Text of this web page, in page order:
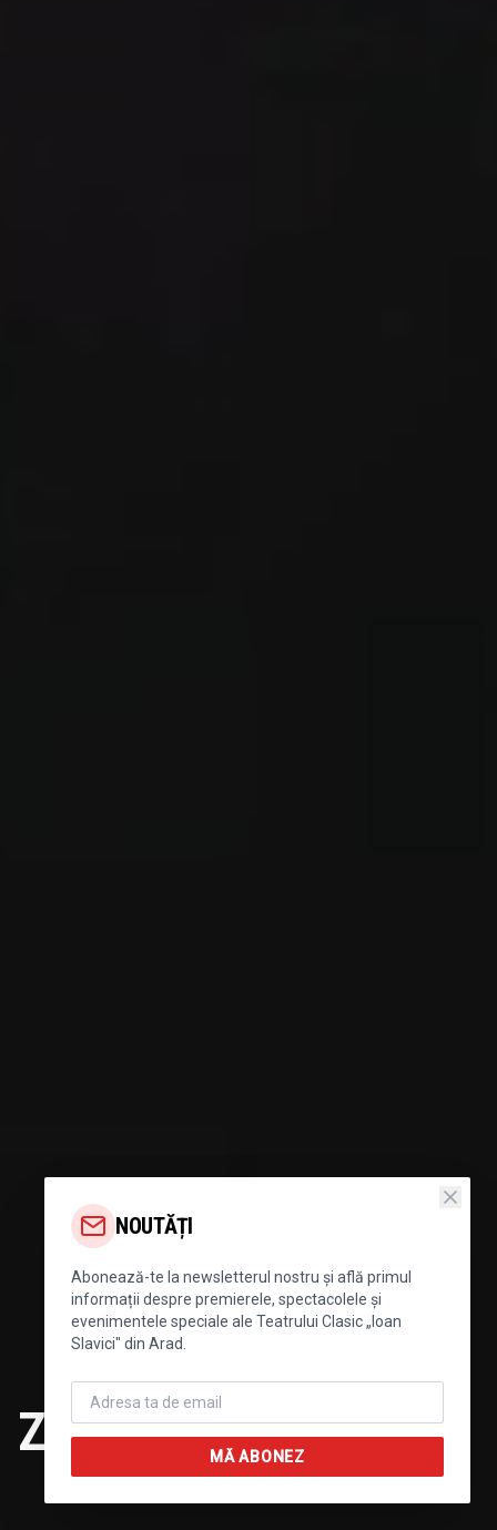
Zoltan Lovas
NOUTĂȚI
Abonează-te la newsletterul nostru și află primul
informații despre premierele, spectacolele și
evenimentele speciale ale Teatrului Clasic „Ioan
Slavici" din Arad.
MĂ ABONEZ